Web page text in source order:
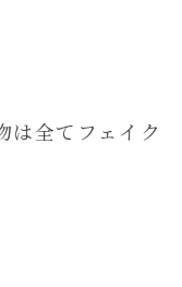
全てフェイク